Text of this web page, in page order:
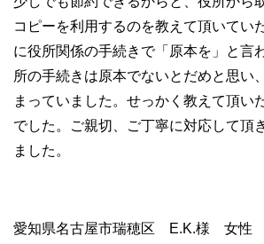
コピーを利用するのを教えて頂いてい
に役所関係の手続きで「原本を」と言
所の手続きは原本でないとだめと思い
まっていました。せっかく教えて頂い
でした。ご親切、ご丁寧に対応して頂
ました。
愛知県名古屋市瑞穂区 E.K.様 女性